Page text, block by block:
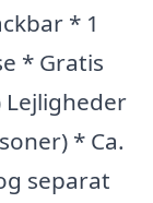
* 1
* Gratis
* Ca.
separat